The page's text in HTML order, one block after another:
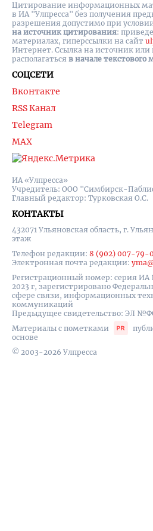
ИА «Улпресса»
Учредитель: ООО "Симбирск-
Главный редактор: Турковская О.С.
КОНТАКТЫ
432071 Ульяновская область, г.
этаж
Телефон редакции: 8 (902) 007-79-
Электронная почта редакции:
Регистрационный номер: серия ИА
2023 г, зарегистрировано
сфере связи, информационных
коммуникаций
Предыдущее свидетельство: ЭЛ
Материалы с пометками
основе
© 2003-2026 Улпресса
СОЦСЕТИ
Вконтакте
RSS Канал
Telegram
MAX
Цитирование информационных
в ИА "Улпресса" без получения
разрешения допустимо при
на источник цитирования:
материалах, гиперссылки на cайт
Интернет. Ссылка на источник или
располагаться в начале текстового